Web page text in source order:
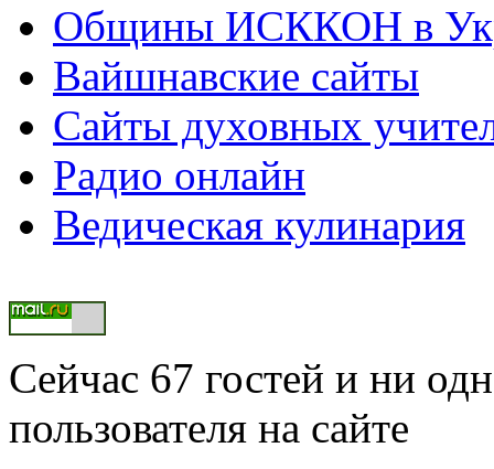
Общины ИСККОН в
Вайшнавские сайты
Сайты духовных
Радио онлайн
Ведическая кулинария
Сейчас 67 гостей и ни
пользователя на сайте